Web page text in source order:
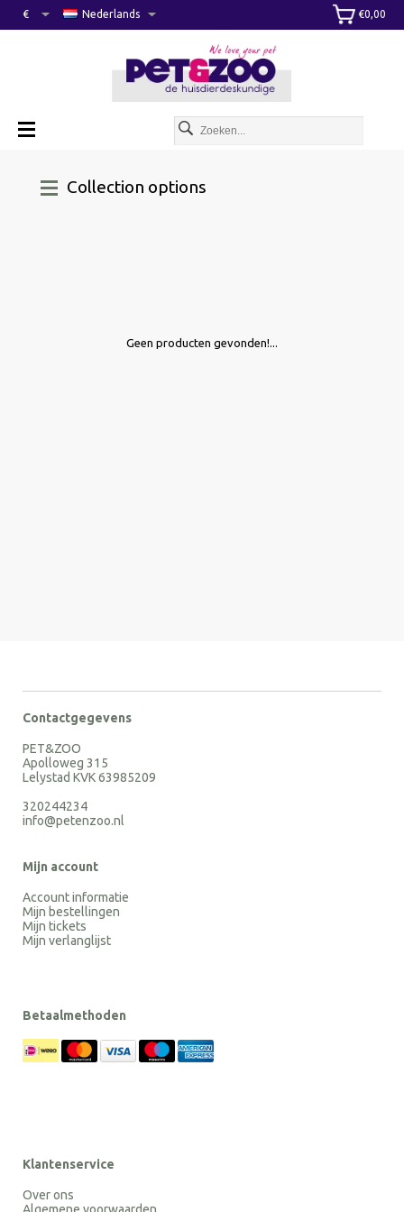
€0,00
Nederlands
€
Collection options
Geen producten gevonden!...
Contactgegevens
PET&ZOO
Apolloweg 315
Lelystad KVK 63985209
320244234
info@petenzoo.nl
Mijn account
Account informatie
Mijn bestellingen
Mijn tickets
Mijn verlanglijst
Betaalmethoden
Klantenservice
Over ons